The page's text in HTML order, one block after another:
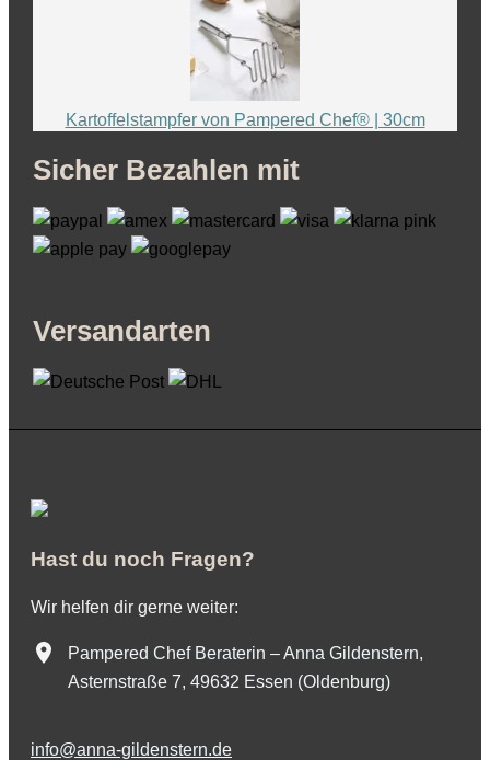
Kartoffelstampfer von Pampered Chef® | 30cm
Sicher Bezahlen mit
Versandarten
Hast du noch Fragen?
Wir helfen dir gerne weiter:
Pampered Chef Beraterin – Anna Gildenstern,
Asternstraße 7, 49632 Essen (Oldenburg)
info@anna-gildenstern.de